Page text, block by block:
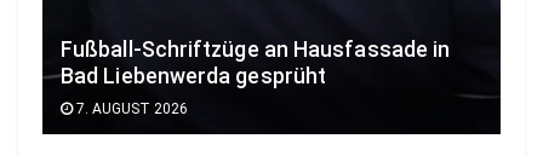
Fußball-Schriftzüge an Hausfassade in
Bad Liebenwerda gesprüht
7. AUGUST 2026